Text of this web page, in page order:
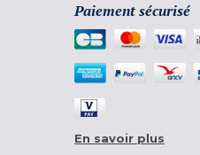
Paiement sécurisé
En savoir plus